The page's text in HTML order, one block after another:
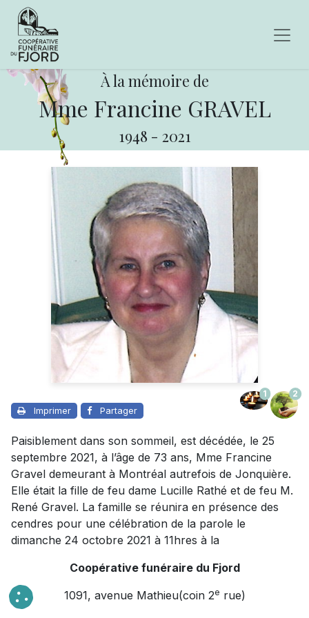
À la mémoire de
Mme Francine GRAVEL
1948 - 2021
Imprimer Partager
1 2
Paisiblement dans son sommeil, est décédée, le 25
septembre 2021, à l’âge de 73 ans, Mme Francine
Gravel demeurant à Montréal autrefois de Jonquière.
Elle était la fille de feu dame Lucille Rathé et de feu M.
René Gravel. La famille se réunira en présence des
cendres pour une célébration de la parole le
dimanche 24 octobre 2021 à 11hres à la
Coopérative funéraire du Fjord
1091, avenue Mathieu(coin 2e rue)